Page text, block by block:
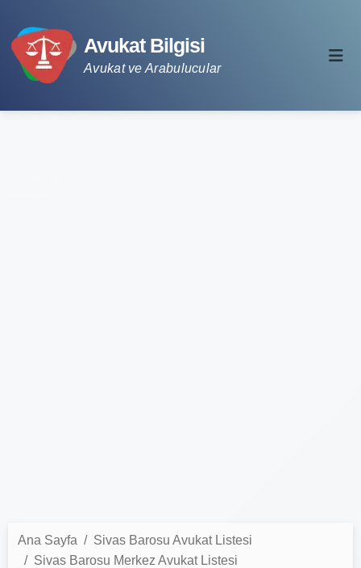
Avukat Bilgisi
Avukat ve Arabulucular
Ana Sayfa
Sivas Barosu Avukat Listesi
Sivas Barosu Merkez Avukat Listesi